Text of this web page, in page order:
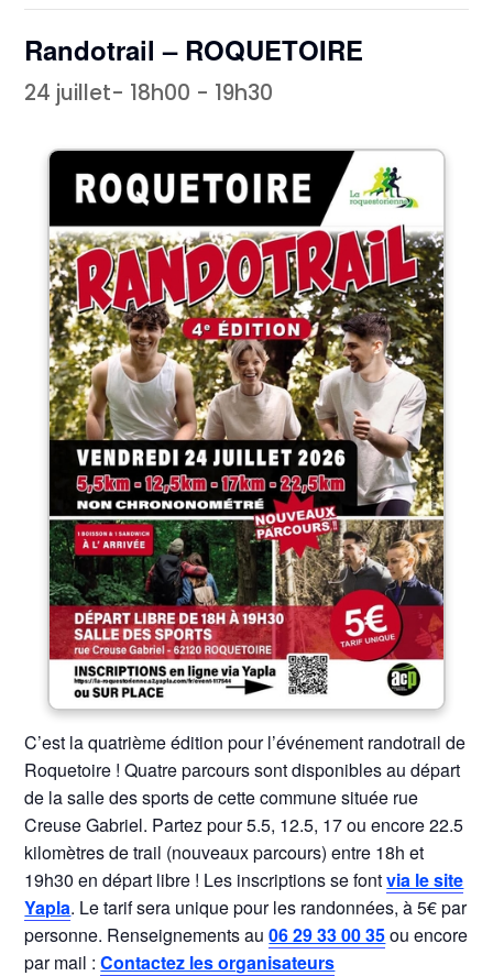
Randotrail – ROQUETOIRE
24 juillet- 18h00 - 19h30
C’est la quatrième édition pour l’événement randotrail de
Roquetoire ! Quatre parcours sont disponibles au départ
de la salle des sports de cette commune située rue
Creuse Gabriel. Partez pour 5.5, 12.5, 17 ou encore 22.5
kilomètres de trail (nouveaux parcours) entre 18h et
19h30 en départ libre ! Les inscriptions se fontvia le site
Yapla. Le tarif sera unique pour les randonnées, à 5€ par
personne. Renseignements au06 29 33 00 35ou encore
par mail :Contactez les organisateurs